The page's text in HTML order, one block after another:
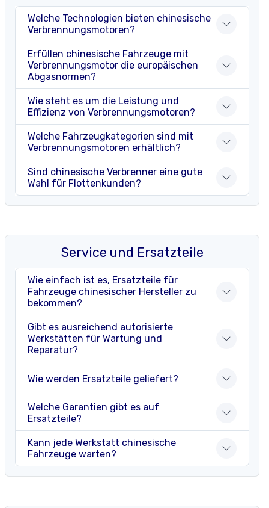
Welche Technologien bieten chinesische
Verbrennungsmotoren?
Erfüllen chinesische Fahrzeuge mit
Verbrennungsmotor die europäischen
Abgasnormen?
Wie steht es um die Leistung und
Effizienz von Verbrennungsmotoren?
Welche Fahrzeugkategorien sind mit
Verbrennungsmotoren erhältlich?
Sind chinesische Verbrenner eine gute
Wahl für Flottenkunden?
Service und Ersatzteile
Wie einfach ist es, Ersatzteile für
Fahrzeuge chinesischer Hersteller zu
bekommen?
Gibt es ausreichend autorisierte
Werkstätten für Wartung und
Reparatur?
Wie werden Ersatzteile geliefert?
Welche Garantien gibt es auf
Ersatzteile?
Kann jede Werkstatt chinesische
Fahrzeuge warten?